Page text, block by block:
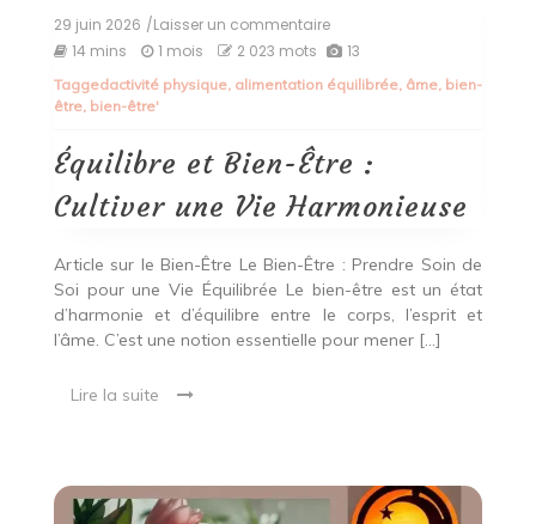
29 juin 2026 /Laisser un commentaireon
Équilibre
Bien-
une
Harmonieuse
14 mins 1 mois 2 023 mots 13
Taggedactivité physique, alimentation équilibrée, âme, bien-
être, bien-être'
Équilibre et Bien-Être :
Cultiver une Vie Harmonieuse
Article sur le Bien-Être Le Bien-Être : Prendre Soin de
Soi pour une Vie Équilibrée Le bien-être est un état
d’harmonie et d’équilibre entre le corps, l’esprit et
l’âme. C’est une notion essentielle pour mener […]
Lire la suite